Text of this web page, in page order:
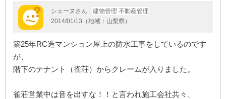
シェーヌさん
建物管理 不動産管理
2014/01/13（地域：山梨県）
築25年RC造マンション屋上の防水工事をしているのです
が、
階下のテナント（雀荘）からクレームが入りました。
雀荘営業中は音を出すな！！と言われ施工会社共々、